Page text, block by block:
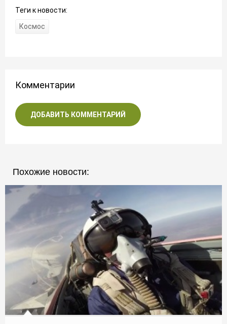
Теги к новости:
Космос
Комментарии
ДОБАВИТЬ КОММЕНТАРИЙ
Похожие новости: